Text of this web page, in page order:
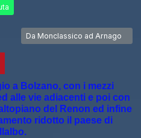
di Genova
Articolo successivo: Da
Da Monclassico ad Arnago
a Bolzano, con i mezzi
alle vie adiacenti e poi con
del Renon ed infine
ridotto il paese di